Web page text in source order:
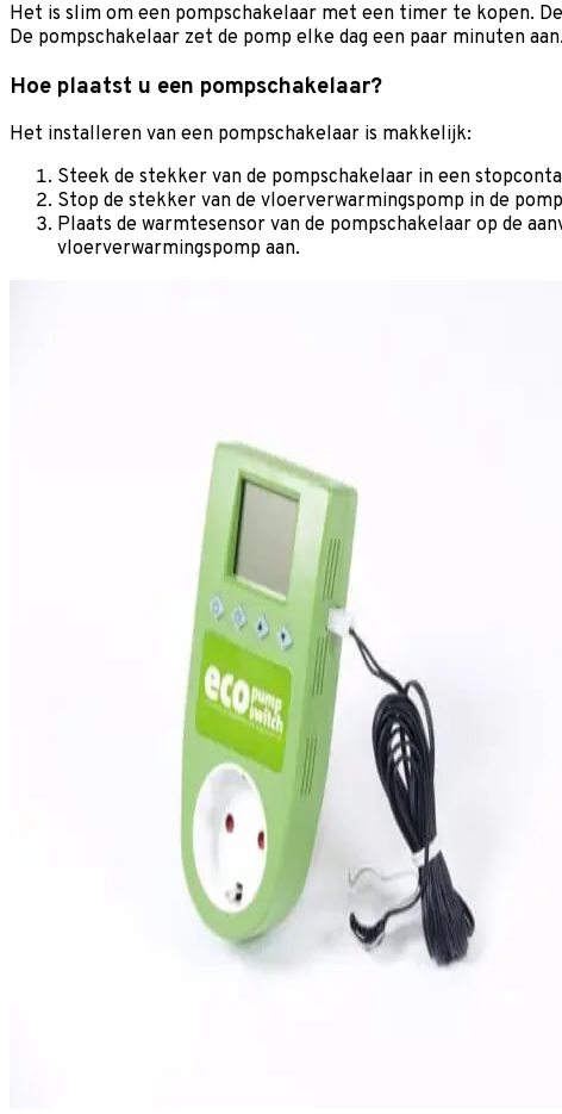
Het is slim om een pompschakelaar met een timer te kopen.
De pompschakelaar zet de pomp elke dag een paar minuten aan.
Hoe plaatst u een pompschakelaar?
Het installeren van een pompschakelaar is makkelijk:
Steek de stekker van de pompschakelaar in een
Stop de stekker van de vloerverwarmingspomp in de
Plaats de warmtesensor van de pompschakelaar op de
vloerverwarmingspomp aan.